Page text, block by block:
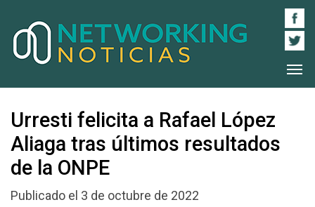
Urresti felicita a Rafael López
Aliaga tras últimos resultados
de la ONPE
Publicado el 3 de octubre de 2022